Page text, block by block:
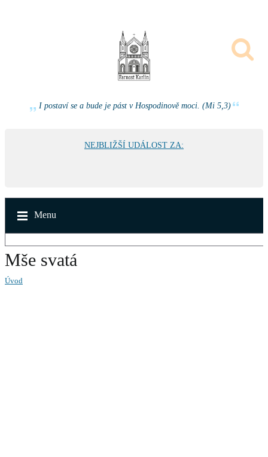
I postaví se a bude je pást v Hospodinově moci. (Mi 5,3)
NEJBLIŽŠÍ UDÁLOST ZA:
Menu
Mše svatá
Úvod